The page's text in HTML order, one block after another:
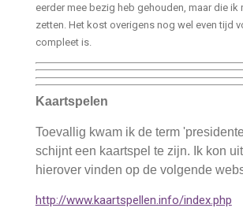
eerder mee bezig heb gehouden, maar die ik
zetten. Het kost overigens nog wel even tijd
compleet is.
Kaartspelen
Toevallig kwam ik de term
schijnt een kaartspel te zijn. Ik kon
hierover vinden op de volgende
http://www.kaartspellen.info/index.php